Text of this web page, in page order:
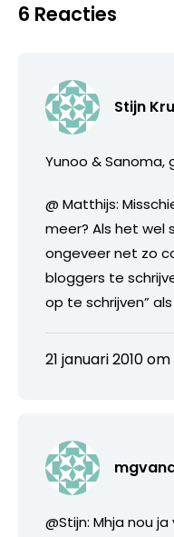
6 Reacties
Stijn
Yunoo & Sanoma,
@ Matthijs:
meer? Als het wel
ongeveer net zo
bloggers te
op te schrijven”
21 januari 2010 om
@Stijn: Mhja nou